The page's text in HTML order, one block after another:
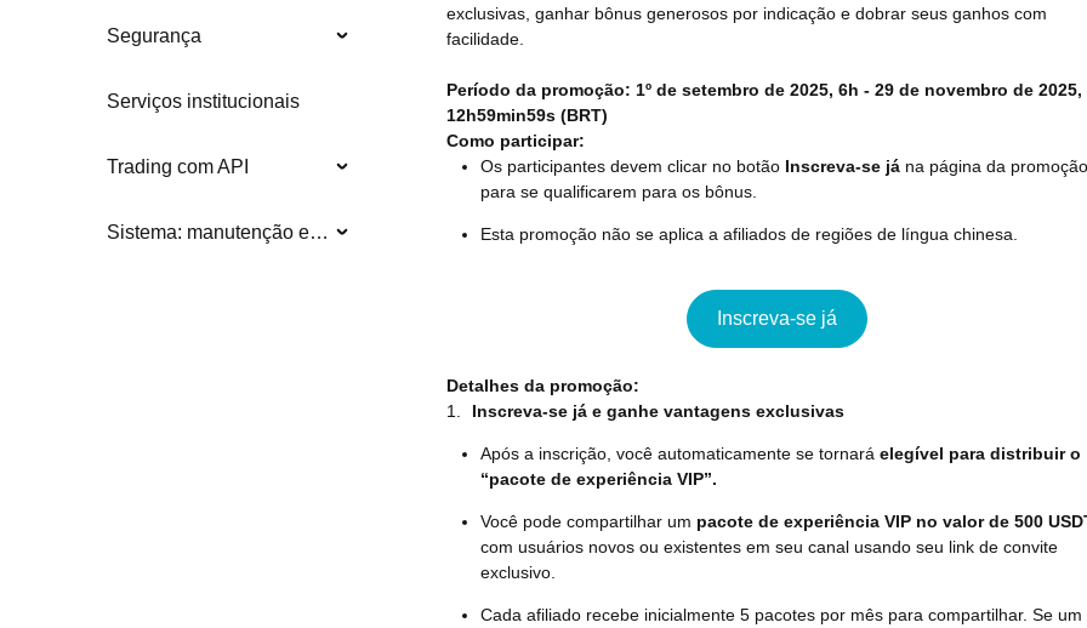
Segurança
Serviços institucionais
Trading com API
Sistema: manutenção e atualização
exclusivas, ganhar bônus generosos por indicação e dobrar seus ganhos com
facilidade.
Período da promoção: 1º de setembro de 2025, 6h - 29 de novembro de 2025,
12h59min59s (BRT)
Como participar:
Os participantes devem clicar no botão Inscreva-se já na página da promoção
para se qualificarem para os bônus.
Esta promoção não se aplica a afiliados de regiões de língua chinesa.
Inscreva-se já
Detalhes da promoção:
1.
Inscreva-se já e ganhe vantagens exclusivas
Após a inscrição, você automaticamente se tornará elegível para distribuir o
“pacote de experiência VIP”.
Você pode compartilhar um pacote de experiência VIP no valor de 500
com usuários novos ou existentes em seu canal usando seu link de convite
exclusivo.
Cada afiliado recebe inicialmente 5 pacotes por mês para compartilhar. Se um